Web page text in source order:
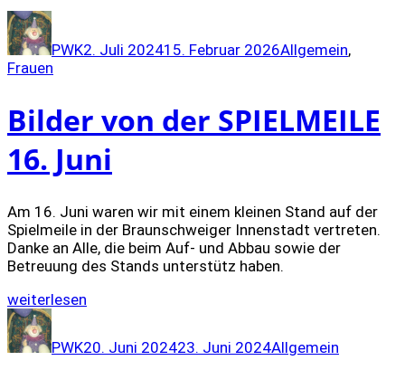
Autor
PWK2. Juli 202415. Februar 2026Allgemein,
Frauen
Bilder von der SPIELMEILE
16. Juni
Am 16. Juni waren wir mit einem kleinen Stand auf der
Spielmeile in der Braunschweiger Innenstadt vertreten.
Danke an Alle, die beim Auf- und Abbau sowie der
Betreuung des Stands unterstütz haben.
„Bilder
von
der
SPIELMEILE
weiterlesen
Autor
PWK20. Juni 202423. Juni 2024Allgemein